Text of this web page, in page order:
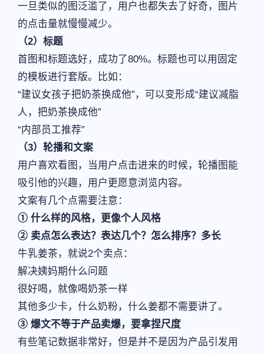
一旦类似的图泛滥了，用户也都失去了好奇，图片
的点击量就慢慢减少。
（2）标题
首图和标题选好，成功了80%。标题也可以用固定
的模板进行套版。比如：
“建议女孩子把奶茶换成他”，可以变形成“建议减脂
人，把奶茶换成他”
“内部员工推荐”
（3）轮播和文案
用户喜欢看图，当用户点击进来的时候，轮播图能
吸引他的兴趣，用户更愿意浏览内容。
文案有几个点需要注意：
① 什么样的风格，更像个人风格
② 卖点怎么表达？表达几个？怎么排序？多长
牛乳姜茶，就说2个卖点：
解决姨妈期什么问题
很好喝，就像喝奶茶一样
其他多少卡，什么奶粉，什么姜都不需要讲了。
③ 爆文不等于产品卖爆，要拿捏尺度
有些笔记数据非常好，但是并不是因为产品引发用